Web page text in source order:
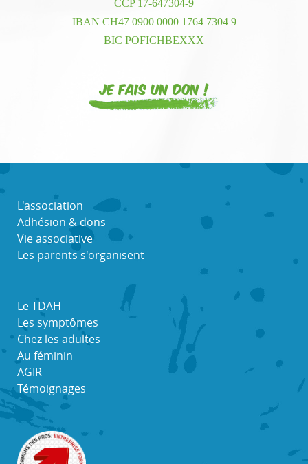
CCP 17-647304-9
IBAN CH47 0900 0000 1764 7304 9
BIC POFICHBEXXX
Je fais un don !
L'association
Adhésion & dons
Vie associative
Les parents s'organisent
Le TDAH
Les symptômes
Chez les adultes
Au féminin
AGIR
Témoignages